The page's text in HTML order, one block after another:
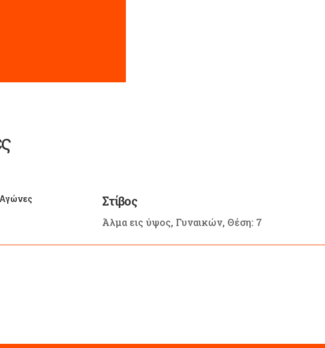
Στίβος
Άλμα εις ύψος, Γυναικών, Θέση: 7